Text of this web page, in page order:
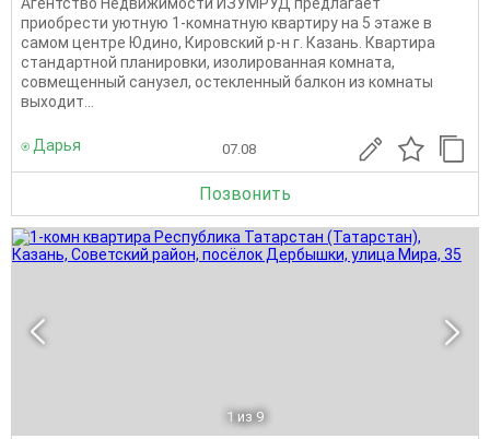
Агентство Недвижимости ИЗУМРУД предлагает
приобрести уютную 1-комнатную квартиру на 5 этаже в
самом центре Юдино, Кировский р-н г. Казань. Квартира
стандартной планировки, изолированная комната,
совмещенный санузел, остекленный балкон из комнаты
выходит...
⍟ Дарья 07.08
Позвонить
1 из 9